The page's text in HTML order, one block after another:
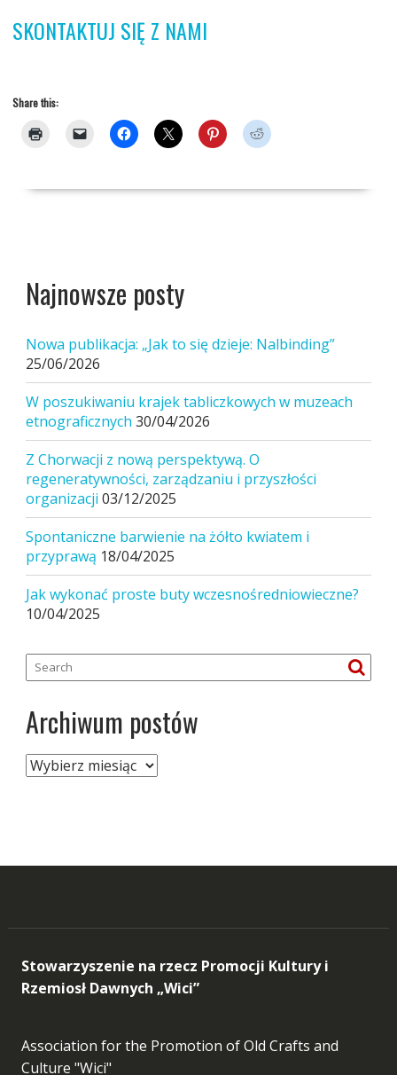
SKONTAKTUJ SIĘ Z NAMI
Share this:
Najnowsze posty
Nowa publikacja: „Jak to się dzieje: Nalbinding”
25/06/2026
W poszukiwaniu krajek tabliczkowych w muzeach
etnograficznych 30/04/2026
Z Chorwacji z nową perspektywą. O
regeneratywności, zarządzaniu i przyszłości
organizacji 03/12/2025
Spontaniczne barwienie na żółto kwiatem i
przyprawą 18/04/2025
Jak wykonać proste buty wczesnośredniowieczne?
10/04/2025
Archiwum postów
Archiwum
postów
Stowarzyszenie na rzecz Promocji Kultury i
Rzemiosł Dawnych „Wici”
Association for the Promotion of Old Crafts and
Culture "Wici"